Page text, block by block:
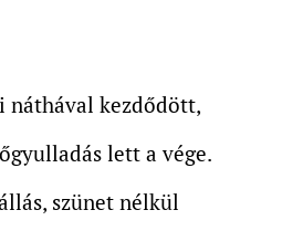
náthával kezdődött,
lett a vége.
szünet nélkül